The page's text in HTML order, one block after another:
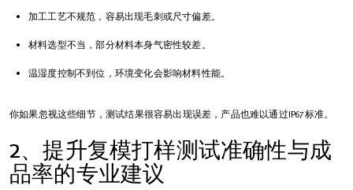
加工工艺不规范，容易出现毛刺或尺寸偏差。
材料选型不当，部分材料本身气密性较差。
温湿度控制不到位，环境变化会影响材料性能。
你如果忽视这些细节，测试结果很容易出现误差，产品也难以通过IP67标准。
2、提升复模打样测试准确性与成
品率的专业建议